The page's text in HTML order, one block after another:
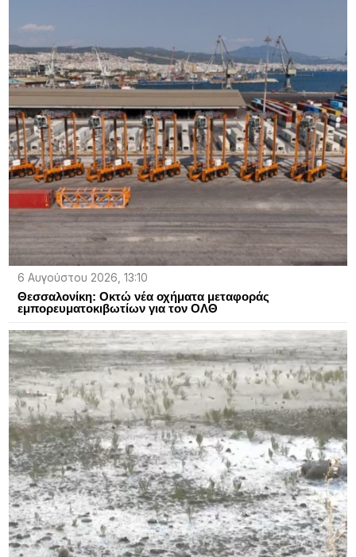
6 Αυγούστου 2026, 13:10
Θεσσαλονίκη: Οκτώ νέα οχήματα μεταφοράς
εμπορευματοκιβωτίων για τον ΟΛΘ